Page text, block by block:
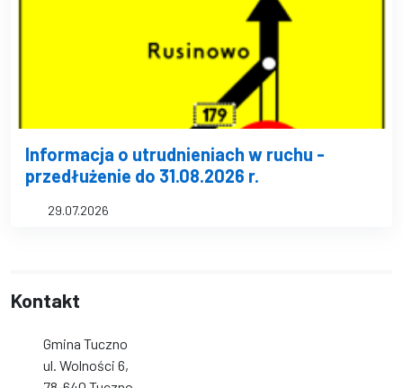
Informacja o utrudnieniach w ruchu -
przedłużenie do 31.08.2026 r.
29.07.2026
Kontakt
Gmina Tuczno
ul. Wolności 6,